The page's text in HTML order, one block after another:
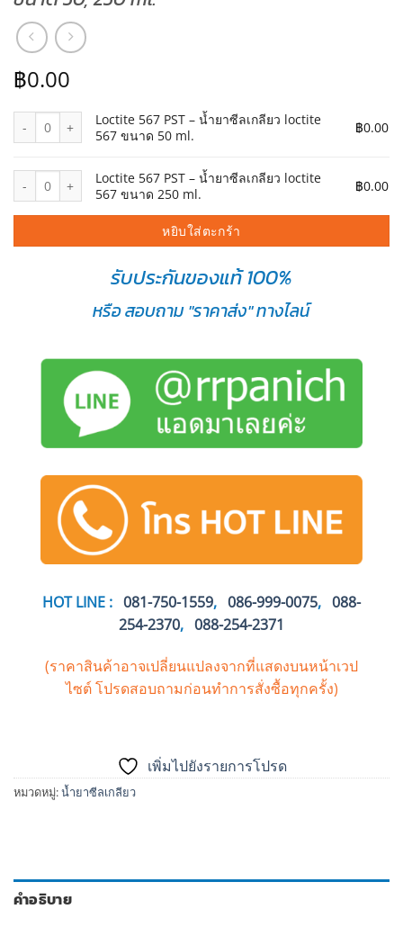
฿0.00
จำนวน Loctite 567 PST – น้ำยาซีลเกลียว loctite 567 ขนาด 50 ml. ชิ้
Loctite 567 PST – น้ำยาซีลเกลียว loctite
567 ขนาด 50 ml.
฿0.00
จำนวน Loctite 567 PST – น้ำยาซีลเกลียว loctite 567 ขนาด 250 ml.
Loctite 567 PST – น้ำยาซีลเกลียว loctite
567 ขนาด 250 ml.
฿0.00
หยิบใส่ตะกร้า
รับประกันของแท้ 100%
หรือ สอบถาม "ราคาส่ง" ทางไลน์
HOT LINE : 081-750-1559, 086-999-0075, 088-
254-2370, 088-254-2371
(ราคาสินค้าอาจเปลี่ยนแปลงจากที่แสดงบนหน้าเวป
ไซต์โปรดสอบถามก่อนทำการสั่งซื้อทุกครั้ง)
เพิ่มไปยังรายการโปรด
หมวดหมู่:น้ำยาซีลเกลียว
คำอธิบาย